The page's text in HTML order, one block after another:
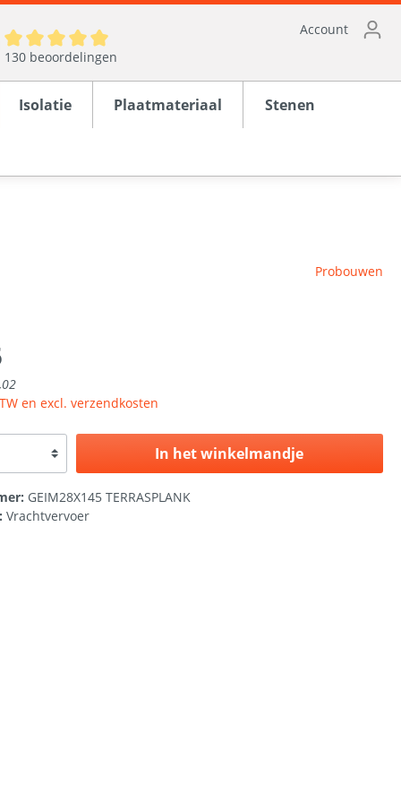
130 beoordelingen
Account
Isolatie Plaatmateriaal Stenen
Probouwen
en excl. verzendkosten
In het winkelmandje
GEIM28X145 TERRASPLANK
Vrachtvervoer